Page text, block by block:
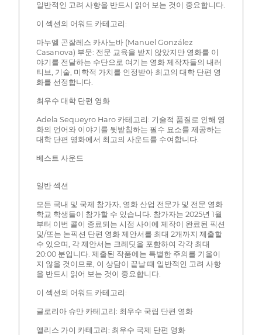
일반적인 고려 사항을 반드시 읽어 보는 것이 중요합니다.
이 섹션의 어워드 카테고리:
마누엘 곤잘레스 카사노바 (Manuel González
Casanova) 부문: 전문 교육을 받지 않았지만 영화를 이
야기를 전달하는 수단으로 여기는 영화 제작자들의 내러
티브, 기술, 미학적 가치를 인정받아 최고의 대학 단편 영
화를 선정합니다.
최우수 대학 단편 영화
Adela Sequeyro Haro 카테고리: 기술적 품질로 인해 영
화의 언어와 이야기를 뒷받침하는 필수 요소를 제공하는
대학 단편 영화에서 최고의 사운드를 수여합니다.
베스트 사운드
일반 섹션
모든 국내 및 국제 참가자, 영화 산업 전문가 및 전문 영화
학교 학생들이 참가할 수 있습니다. 참가자는 2025년 1월
부터 이번 콜이 종료되는 시점 사이에 제작이 완료된 픽션
및/또는 논픽션 단편 영화 제안서를 최대 2개까지 제출할
수 있으며, 각 제안서는 크레딧을 포함하여 각각 최대
20:00 분입니다. 제출된 작품에는 특별한 주의를 기울이
지 않을 것이므로, 이 상담이 끝날 때 일반적인 고려 사항
을 반드시 읽어 보는 것이 중요합니다.
이 섹션의 어워드 카테고리:
글로리아 슈만 카테고리: 최우수 국립 단편 영화
앨리스 가이 카테고리: 최우수 국제 단편 영화